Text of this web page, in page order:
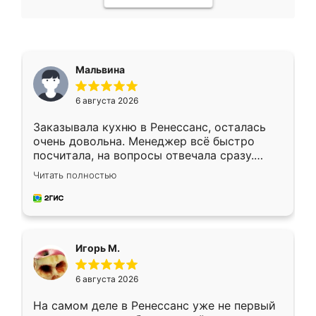
Мальвина
6 августа 2026
Заказывала кухню в Ренессанс, осталась
очень довольна. Менеджер всё быстро
посчитала, на вопросы отвечала сразу.
Замерщик приехал в субботу, подошёл к
делу со всей ответственностью. Собрали
за день, ребята работали аккуратно, даже
Читать полностью
Игорь М.
6 августа 2026
На самом деле в Ренессанс уже не первый